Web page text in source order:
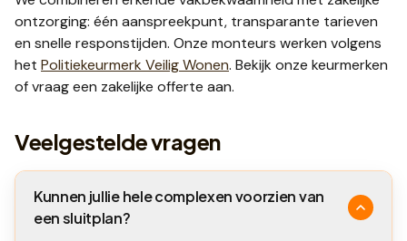
ontzorging: één aanspreekpunt, transparante tarieven
en snelle responstijden. Onze monteurs werken volgens
het Politiekeurmerk Veilig Wonen. Bekijk onze keurmerken
of vraag een zakelijke offerte aan.
Veelgestelde vragen
Kunnen jullie hele complexen voorzien van
een sluitplan?